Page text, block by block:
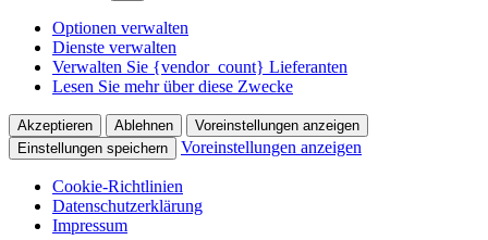
Optionen verwalten
Dienste verwalten
Verwalten Sie {vendor_count} Lieferanten
Lesen Sie mehr über diese Zwecke
Akzeptieren Ablehnen
Voreinstellungen anzeigen
Einstellungen speichern
Voreinstellungen anzeigen
Cookie-Richtlinien
Datenschutz­erklärung
Impressum